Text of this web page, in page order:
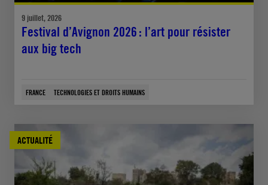
9 juillet, 2026
Festival d’Avignon 2026 : l’art pour résister
aux big tech
FRANCE TECHNOLOGIES ET DROITS HUMAINS
ACTUALITÉ